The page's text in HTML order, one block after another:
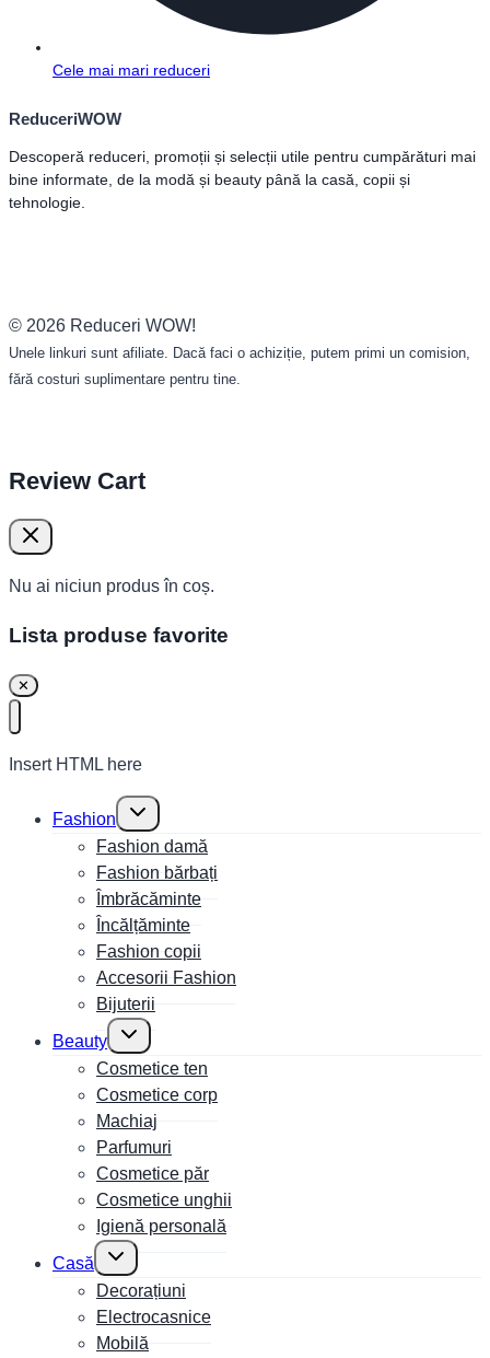
Cele mai mari reduceri
ReduceriWOW
Descoperă reduceri, promoții și selecții utile pentru cumpărături mai
bine informate, de la modă și beauty până la casă, copii și
tehnologie.
© 2026 Reduceri WOW!
Unele linkuri sunt afiliate. Dacă faci o achiziție, putem primi un comision,
fără costuri suplimentare pentru tine.
Review Cart
Nu ai niciun produs în coș.
Lista produse favorite
✕
Insert HTML here
Fashion
Toggle
menu
Fashion damă
Fashion bărbați
Îmbrăcăminte
Încălțăminte
Fashion copii
Accesorii Fashion
Bijuterii
Beauty
Toggle
menu
Cosmetice ten
Cosmetice corp
Machiaj
Parfumuri
Cosmetice păr
Cosmetice unghii
Igienă personală
Casă
Toggle
menu
Decorațiuni
Electrocasnice
Mobilă